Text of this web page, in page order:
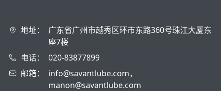
地址：
广东省广州市越秀区环市东路360号珠江大厦东
座7楼
电话：
020-83877899
邮箱：
info@savantlube.com，
manon@savantlube.com